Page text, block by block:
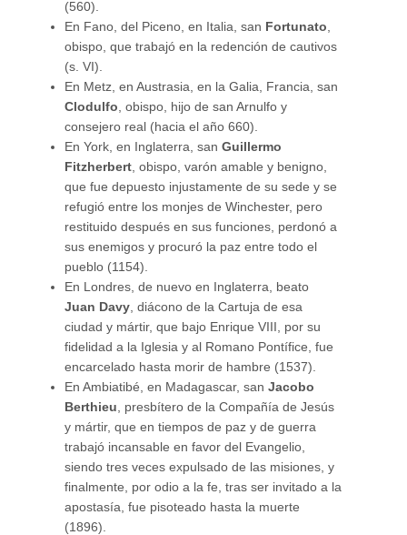
(560).
En Fano, del Piceno, en Italia, san Fortunato,
obispo, que trabajó en la redención de cautivos
(s. VI).
En Metz, en Austrasia, en la Galia, Francia, san
Clodulfo, obispo, hijo de san Arnulfo y
consejero real (hacia el año 660).
En York, en Inglaterra, sanGuillermo
Fitzherbert, obispo, varón amable y benigno,
que fue depuesto injustamente de su sede y se
refugió entre los monjes de Winchester, pero
restituido después en sus funciones, perdonó a
sus enemigos y procuró la paz entre todo el
pueblo (1154).
En Londres, de nuevo en Inglaterra, beato
Juan Davy, diácono de la Cartuja de esa
ciudad y mártir, que bajo Enrique VIII, por su
fidelidad a la Iglesia y al Romano Pontífice, fue
encarcelado hasta morir de hambre (1537).
En Ambiatibé, en Madagascar, sanJacobo
Berthieu, presbítero de la Compañía de Jesús
y mártir, que en tiempos de paz y de guerra
trabajó incansable en favor del Evangelio,
siendo tres veces expulsado de las misiones, y
finalmente, por odio a la fe, tras ser invitado a la
apostasía, fue pisoteado hasta la muerte
(1896).